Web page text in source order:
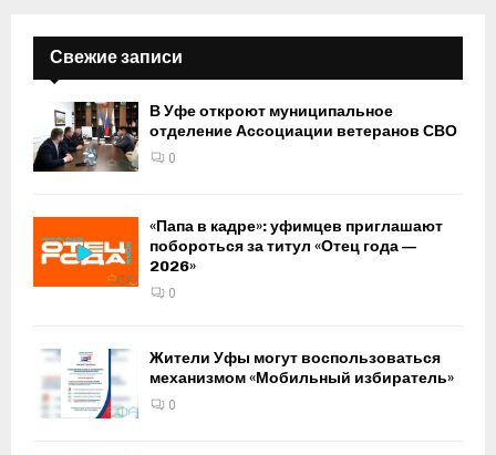
Свежие записи
В Уфе откроют муниципальное
отделение Ассоциации ветеранов СВО
0
«Папа в кадре»: уфимцев приглашают
побороться за титул «Отец года —
2026»
0
Жители Уфы могут воспользоваться
механизмом «Мобильный избиратель»
0